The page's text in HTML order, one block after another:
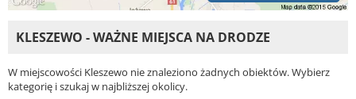
KLESZEWO - WAŻNE MIEJSCA NA DRODZE
W miejscowości Kleszewo nie znaleziono żadnych obiektów. Wybierz
kategorię i szukaj w najbliższej okolicy.